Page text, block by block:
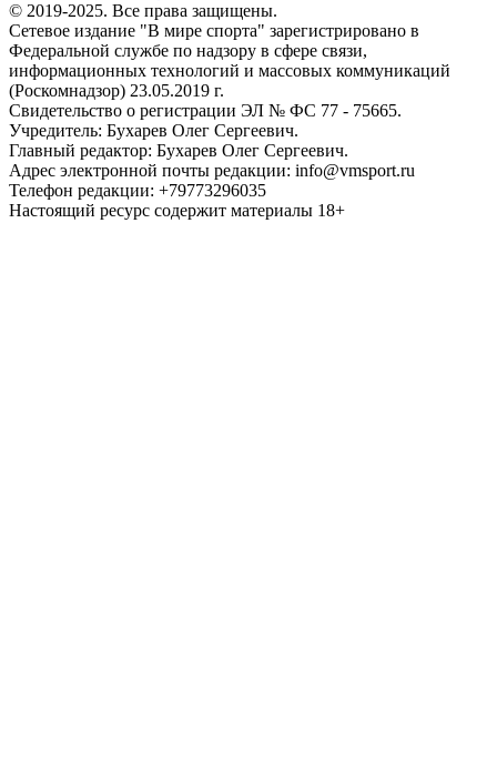
© 2019-2025. Все права защищены.
Сетевое издание "В мире спорта" зарегистрировано в
Федеральной службе по надзору в сфере связи,
информационных технологий и массовых коммуникаций
(Роскомнадзор) 23.05.2019 г.
Свидетельство о регистрации ЭЛ № ФС 77 - 75665.
Учредитель: Бухарев Олег Сергеевич.
Главный редактор: Бухарев Олег Сергеевич.
Адрес электронной почты редакции: info@vmsport.ru
Телефон редакции: +79773296035
Настоящий ресурс содержит материалы 18+